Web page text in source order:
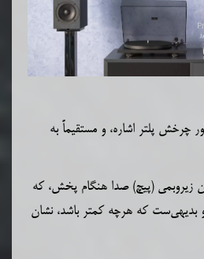
چرخش پلتر اشاره، و مستقیماً به
زیروبمی (پیچ) صدا هنگام پخش، که
بدیهی‌ست که هرچه کمتر باشد، نشان